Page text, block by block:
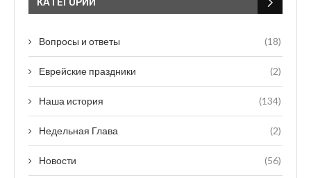
КАТЕГОРИИ
Вопросы и ответы (18)
Еврейские праздники (2)
Наша история (134)
Недельная Глава (2)
Новости (56)